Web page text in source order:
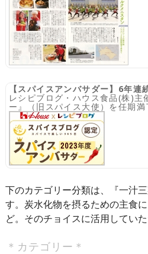
【スパイスアンバサダー】6年連
レシピブログ・ハウス食品(株)主
ー』（旧スパイス大使）を任期満
下のカテゴリー分類は、『一汁
す。炭水化物を摂るための主食
ど。そのチョイスに活用していた
＊カテゴリー＊